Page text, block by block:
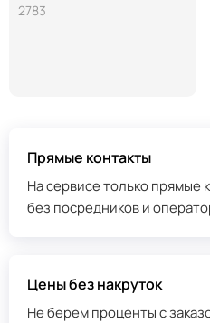
2783
Прямые контакты
На сервисе только прямые
без посредников и
Цены без накруток
Не берем проценты с